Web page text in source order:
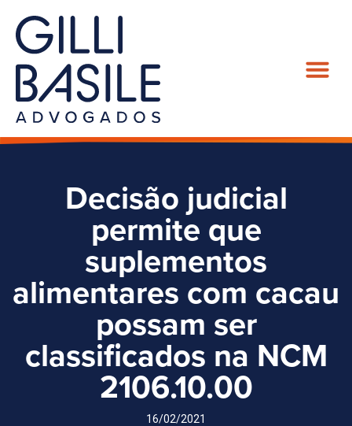
Decisão judicial
permite que
suplementos
alimentares com cacau
possam ser
classificados na NCM
2106.10.00
16/02/2021